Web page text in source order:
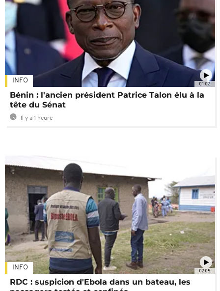
01:02
INFO
Bénin : l'ancien président Patrice Talon élu à la
tête du Sénat
Il y a 1 heure
02:05
INFO
RDC : suspicion d'Ebola dans un bateau, les